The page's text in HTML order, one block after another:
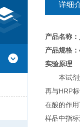
详细
产品名称：
产品规格
实验原理
本试
再与HRP
在酸的作
样品中指